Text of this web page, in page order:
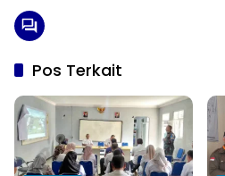
Pos Terkait